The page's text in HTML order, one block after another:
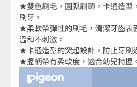
★雙色刷毛，圓弧刷頭，卡通造型
刷牙。
★柔軟帶彈性的刷毛，清潔牙齒表
溫和不刺激。
★卡通造型的突起設計，防止牙刷
★握柄帶有柔軟度，適合幼兒持握